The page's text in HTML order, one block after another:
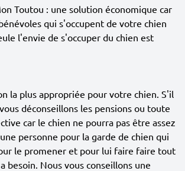
Toutou : une solution économique car
qui s'occupent de votre chien
l'envie de s'occuper du chien est
la plus appropriée pour votre chien. S'il
déconseillons les pensions ou toute
car le chien ne pourra pas être assez
personne pour la garde de chien qui
le promener et pour lui faire faire tout
besoin. Nous vous conseillons une